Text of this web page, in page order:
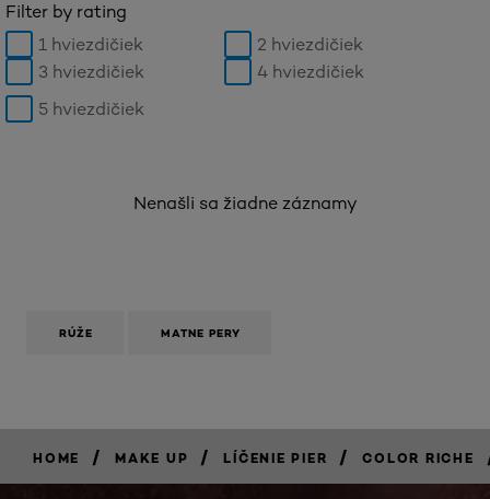
Filter by rating
1 hviezdičiek
2 hviezdičiek
3 hviezdičiek
4 hviezdičiek
5 hviezdičiek
Nenašli sa žiadne záznamy
RÚŽE MATNE PERY
HOME / MAKE UP / LÍČENIE PIER / COLOR RICHE